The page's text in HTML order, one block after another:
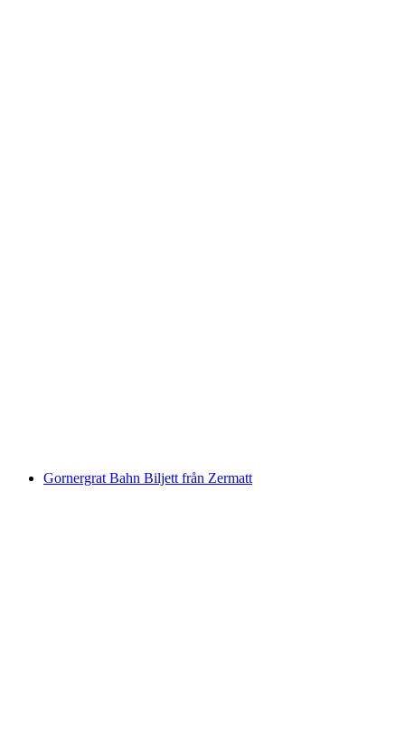
Gornergrat Bahn Biljett från Zermatt